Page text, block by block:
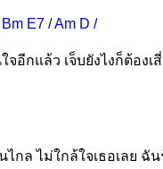
E7 / Am D /
จอีกแล้ว เจ็บยังไงก็ต้องเ
ไกล ไม่ใกล้ใจเธอเลย ฉัน